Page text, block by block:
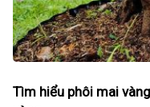
Tìm hiểu phôi mai